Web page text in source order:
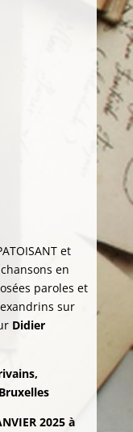
et
chansons en
paroles et
sur
Didier
2025 à